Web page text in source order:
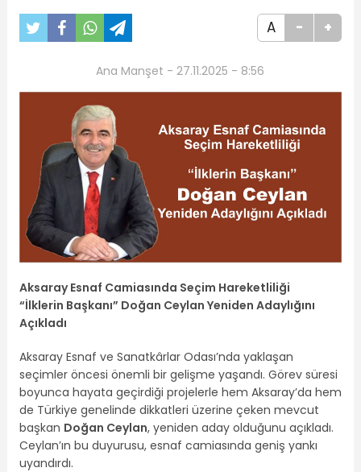
A - +
Ana Manşet - 27.11.2025 - 8:56
Aksaray Esnaf Camiasında Seçim Hareketliliği
“İlklerin Başkanı” Doğan Ceylan Yeniden Adaylığını
Açıkladı
Aksaray Esnaf ve Sanatkârlar Odası’nda yaklaşan
seçimler öncesi önemli bir gelişme yaşandı. Görev süresi
boyunca hayata geçirdiği projelerle hem Aksaray’da hem
de Türkiye genelinde dikkatleri üzerine çeken mevcut
başkan Doğan Ceylan, yeniden aday olduğunu açıkladı.
Ceylan’ın bu duyurusu, esnaf camiasında geniş yankı
uyandırdı.